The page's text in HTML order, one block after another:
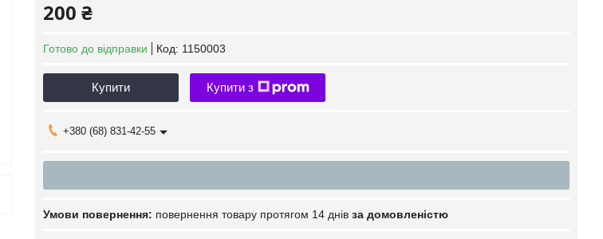
200 ₴
Готово до відправки Код: 1150003
Купити Купити з
+380 (68) 831-42-55
повернення товару протягом 14 днів за домовленістю